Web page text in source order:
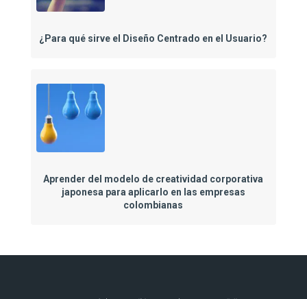
¿Para qué sirve el Diseño Centrado en el Usuario?
Aprender del modelo de creatividad corporativa
japonesa para aplicarlo en las empresas
colombianas